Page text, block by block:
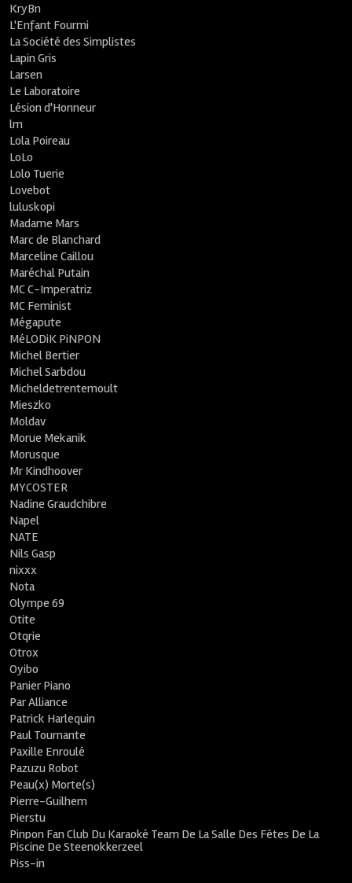
KryBn
L'Enfant Fourmi
La Société des Simplistes
Lapin Gris
Larsen
Le Laboratoire
Lésion d'Honneur
lm
Lola Poireau
LoLo
Lolo Tuerie
Lovebot
luluskopi
Madame Mars
Marc de Blanchard
Marceline Caillou
Maréchal Putain
MC C-Imperatriz
MC Feminist
Mégapute
MéLODiK PiNPON
Michel Bertier
Michel Sarbdou
Micheldetrentemoult
Mieszko
Moldav
Morue Mekanik
Morusque
Mr Kindhoover
MYCOSTER
Nadine Graudchibre
Napel
NATE
Nils Gasp
nixxx
Nota
Olympe 69
Otite
Otqrie
Otrox
Oyibo
Panier Piano
Par Alliance
Patrick Harlequin
Paul Tournante
Paxille Enroulé
Pazuzu Robot
Peau(x) Morte(s)
Pierre-Guilhem
Pierstu
Pinpon Fan Club Du Karaoké Team De La Salle Des Fêtes De La
Piscine De Steenokkerzeel
Piss-in